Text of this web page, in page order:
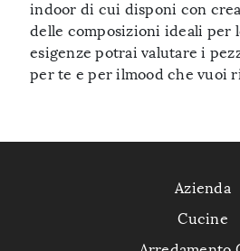
indoor di cui disponi con
delle composizioni ideali per
esigenze potrai valutare i
per te e per ilmood che vuoi
Azienda
Cucine